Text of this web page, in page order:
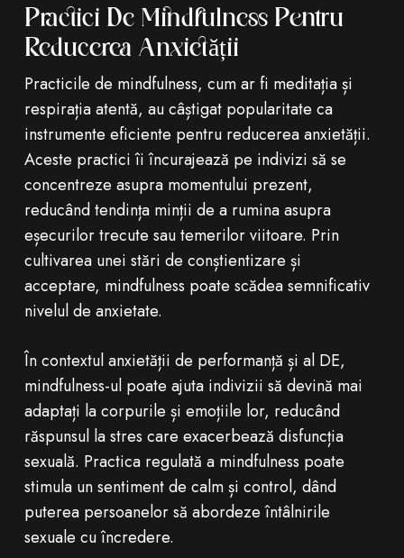
Practici De Mindfulness Pentru
Reducerea Anxietății
Practicile de mindfulness, cum ar fi meditația și
respirația atentă, au câștigat popularitate ca
instrumente eficiente pentru reducerea anxietății.
Aceste practici îi încurajează pe indivizi să se
concentreze asupra momentului prezent,
reducând tendința minții de a rumina asupra
eșecurilor trecute sau temerilor viitoare. Prin
cultivarea unei stări de conștientizare și
acceptare, mindfulness poate scădea semnificativ
nivelul de anxietate.
În contextul anxietății de performanță și al DE,
mindfulness-ul poate ajuta indivizii să devină mai
adaptați la corpurile și emoțiile lor, reducând
răspunsul la stres care exacerbează disfuncția
sexuală. Practica regulată a mindfulness poate
stimula un sentiment de calm și control, dând
puterea persoanelor să abordeze întâlnirile
sexuale cu încredere.